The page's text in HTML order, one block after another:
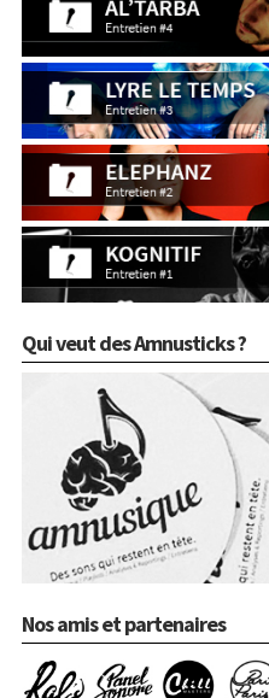
Qui veut des Amnusticks ?
Nos amis et partenaires